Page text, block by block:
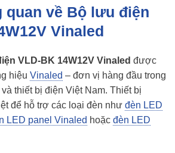
quan về Bộ lưu điện
Vinaled
VLD-BK 14W12V Vinaled được
hiệu Vinaled – đơn vị hàng đầu trong
thiết bị điện Việt Nam. Thiết bị
để hỗ trợ các loại đèn như đèn LED
LED panel Vinaled hoặc đèn LED